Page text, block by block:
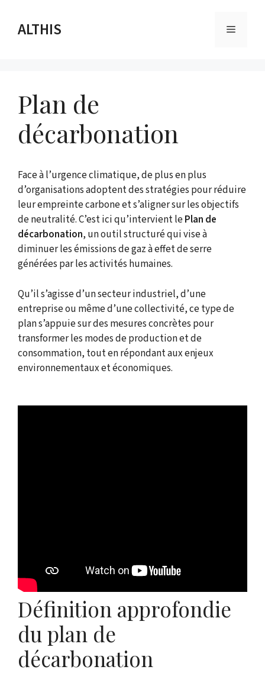
contenuALTHIS Menu
Plan de
décarbonation
Face à l’urgence climatique, de plus en plus
d’organisations adoptent des stratégies pour réduire
leur empreinte carbone et s’aligner sur les objectifs
de neutralité. C’est ici qu’intervient lePlan de
décarbonation, un outil structuré qui vise à
diminuer les émissions de gaz à effet de serre
générées par les activités humaines.
Qu’il s’agisse d’un secteur industriel, d’une
entreprise ou même d’une collectivité, ce type de
plan s’appuie sur des mesures concrètes pour
transformer les modes de production et de
consommation, tout en répondant aux enjeux
environnementaux et économiques.
Définition approfondie
du plan de
décarbonation